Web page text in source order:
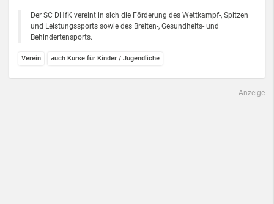
Der SC DHfK vereint in sich die Förderung des Wettkampf-, Spitzen
und Leistungssports sowie des Breiten-, Gesundheits- und
Behindertensports.
Verein auch Kurse für Kinder / Jugendliche
Anzeige